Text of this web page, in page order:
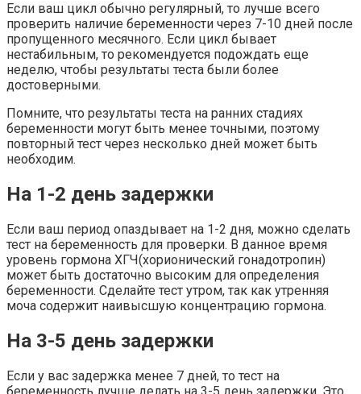
Если ваш цикл обычно регулярный, то лучше всего
проверить наличие беременности через 7-10 дней после
пропущенного месячного. Если цикл бывает
нестабильным, то рекомендуется подождать еще
неделю, чтобы результаты теста были более
достоверными.
Помните, что результаты теста на ранних стадиях
беременности могут быть менее точными, поэтому
повторный тест через несколько дней может быть
необходим.
На 1-2 день задержки
Если ваш период опаздывает на 1-2 дня, можно сделать
тест на беременность для проверки. В данное время
уровень гормона ХГЧ(хорионический гонадотропин)
может быть достаточно высоким для определения
беременности. Сделайте тест утром, так как утренняя
моча содержит наивысшую концентрацию гормона.
На 3-5 день задержки
Если у вас задержка менее 7 дней, то тест на